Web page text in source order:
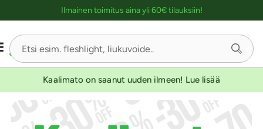
Ilmainen toimitus aina yli 60€ tilauksiin!
Kaalimato on saanut uuden ilmeen! Lue lisää